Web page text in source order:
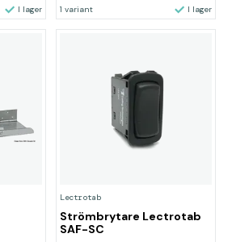
I lager 1 variant I lager
Lectrotab
Strömbrytare Lectrotab
SAF-SC